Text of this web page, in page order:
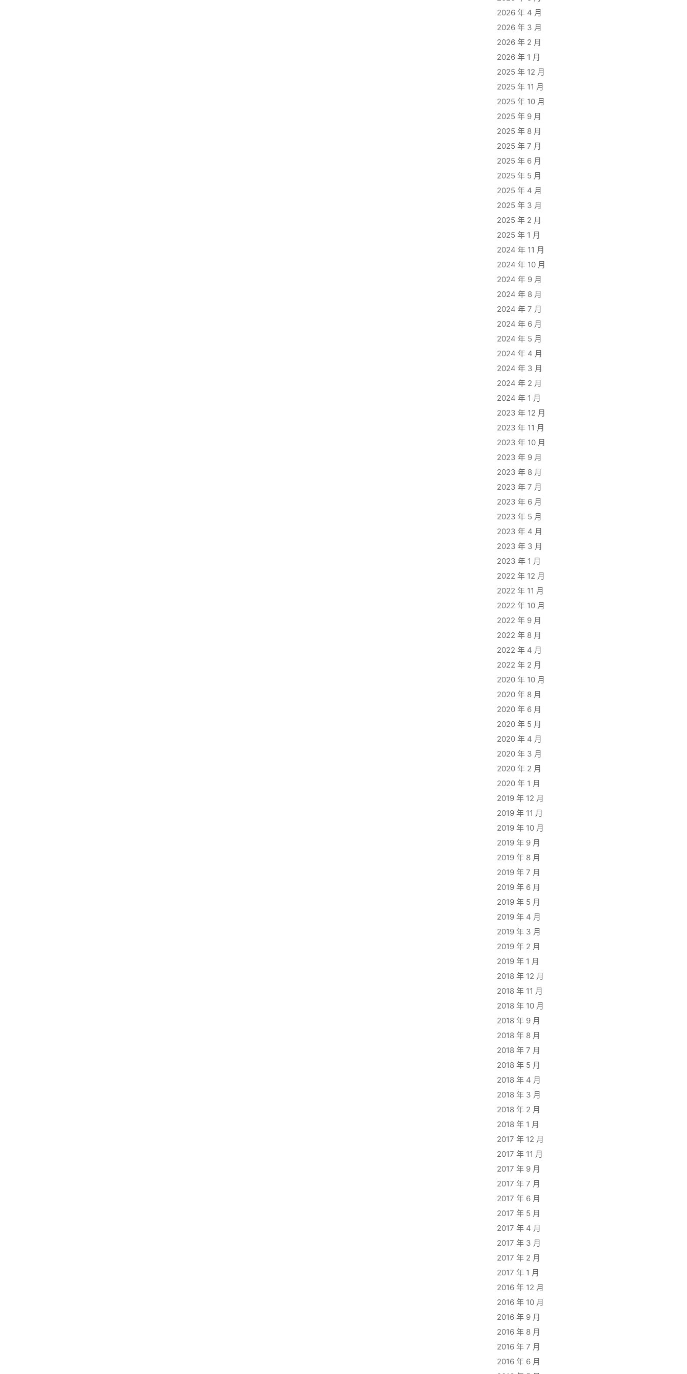
2026 年 4 月
2026 年 3 月
2026 年 2 月
2026 年 1 月
2025 年 12 月
2025 年 11 月
2025 年 10 月
2025 年 9 月
2025 年 8 月
2025 年 7 月
2025 年 6 月
2025 年 5 月
2025 年 4 月
2025 年 3 月
2025 年 2 月
2025 年 1 月
2024 年 11 月
2024 年 10 月
2024 年 9 月
2024 年 8 月
2024 年 7 月
2024 年 6 月
2024 年 5 月
2024 年 4 月
2024 年 3 月
2024 年 2 月
2024 年 1 月
2023 年 12 月
2023 年 11 月
2023 年 10 月
2023 年 9 月
2023 年 8 月
2023 年 7 月
2023 年 6 月
2023 年 5 月
2023 年 4 月
2023 年 3 月
2023 年 1 月
2022 年 12 月
2022 年 11 月
2022 年 10 月
2022 年 9 月
2022 年 8 月
2022 年 4 月
2022 年 2 月
2020 年 10 月
2020 年 8 月
2020 年 6 月
2020 年 5 月
2020 年 4 月
2020 年 3 月
2020 年 2 月
2020 年 1 月
2019 年 12 月
2019 年 11 月
2019 年 10 月
2019 年 9 月
2019 年 8 月
2019 年 7 月
2019 年 6 月
2019 年 5 月
2019 年 4 月
2019 年 3 月
2019 年 2 月
2019 年 1 月
2018 年 12 月
2018 年 11 月
2018 年 10 月
2018 年 9 月
2018 年 8 月
2018 年 7 月
2018 年 5 月
2018 年 4 月
2018 年 3 月
2018 年 2 月
2018 年 1 月
2017 年 12 月
2017 年 11 月
2017 年 9 月
2017 年 7 月
2017 年 6 月
2017 年 5 月
2017 年 4 月
2017 年 3 月
2017 年 2 月
2017 年 1 月
2016 年 12 月
2016 年 10 月
2016 年 9 月
2016 年 8 月
2016 年 7 月
2016 年 6 月